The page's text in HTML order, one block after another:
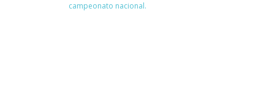
campeonato nacional.